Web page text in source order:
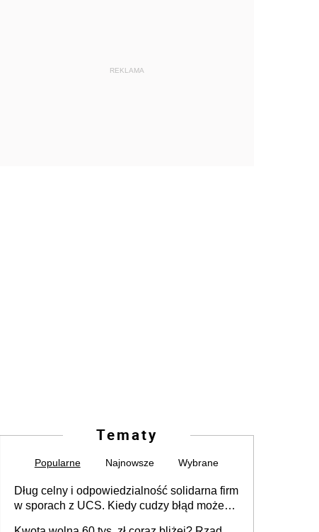
REKLAMA
Tematy
Popularne Najnowsze Wybrane
Dług celny i odpowiedzialność solidarna firm
w sporach z UCS. Kiedy cudzy błąd może